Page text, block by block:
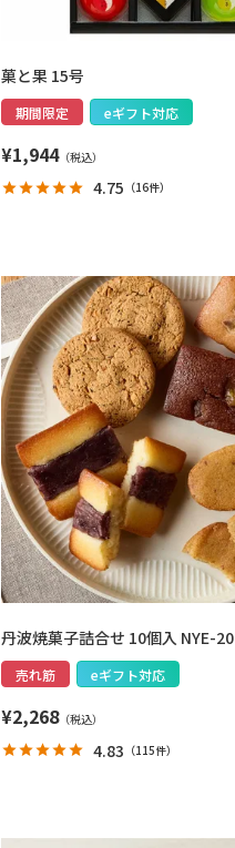
菓と果 15号
期間限定 eギフト対応
¥1,944
4.75 （16件）
丹波焼菓子詰合せ 10個入 NYE-20
売れ筋 eギフト対応
¥2,268
4.83 （115件）